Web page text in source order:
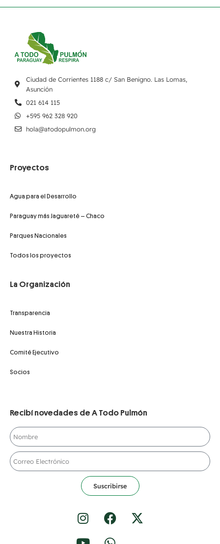
Ciudad de Corrientes 1188 c/ San Benigno. Las Lomas,
Asunción
021 614 115
+595 962 328 920
hola@atodopulmon.org
Proyectos
Agua para el Desarrollo
Paraguay más Jaguareté – Chaco
Parques Nacionales
Todos los proyectos
La Organización
Transparencia
Nuestra Historia
Comité Ejecutivo
Socios
Recibí novedades de A Todo Pulmón
Suscribirse